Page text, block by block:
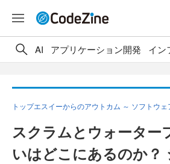
AI アプリケーション開発 イン
トップエスイーからのアウトカム ～ ソフトウ
スクラムとウォーター
いはどこにあるのか？